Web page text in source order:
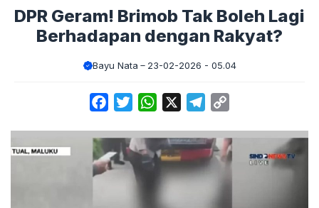
DPR Geram! Brimob Tak Boleh Lagi
Berhadapan dengan Rakyat?
Bayu Nata 23-02-2026 - 05.04
FacebookTwitterWhatsApp Telegram